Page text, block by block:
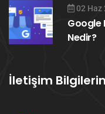
02 Haz
Google
Nedir?
İletişim